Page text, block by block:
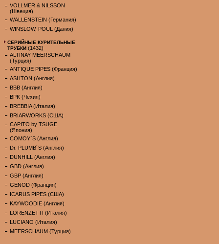
VOLLMER & NILSSON
(Швеция)
WALLENSTEIN (Германия)
WINSLOW, POUL (Дания)
СЕРИЙНЫЕ КУРИТЕЛЬНЫЕ
ТРУБКИ (1432)
ALTINAY MEERSCHAUM
(Турция)
ANTIQUE PIPES (Франция)
ASHTON (Англия)
BBB (Англия)
BPK (Чехия)
BREBBIA (Италия)
BRIARWORKS (США)
CAPITO by TSUGE
(Япония)
COMOY`S (Англия)
Dr. PLUMB`S (Англия)
DUNHILL (Англия)
GBD (Англия)
GBP (Англия)
GENOD (Франция)
ICARUS PIPES (США)
KAYWOODIE (Англия)
LORENZETTI (Италия)
LUCIANO (Италия)
MEERSCHAUM (Турция)